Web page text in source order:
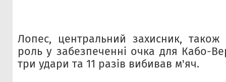
Лопес, центральний захисник, також
роль у забезпеченні очка для Кабо-
три удари та 11 разів вибивав м'яч.